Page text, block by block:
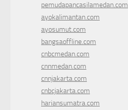
pemudapancasilamedan.com
ayokalimantan.com
ayosumut.com
bangsaoffline.com
cnbcmedan.com
cnnmedan.com
cnnjakarta.com
cnbcjakarta.com
hariansumatra.com